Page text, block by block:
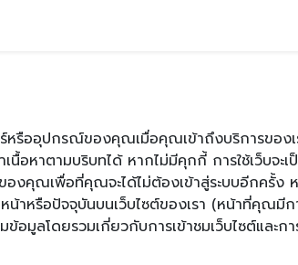
รืออุปกรณ์ของคุณเมื่อคุณเข้าถึงบริการของเ
นื้อหาตามบริบทได้ หากไม่มีคุกกี้ การใช้เว็บจ
งคุณเพื่อที่คุณจะได้ไม่ต้องเข้าสู่ระบบอีกครั้ง
าหรือปัจจุบันบนเว็บไซต์ของเรา (หน้าที่คุณมี
มูลโดยรวมเกี่ยวกับการเข้าชมเว็บไซต์และก